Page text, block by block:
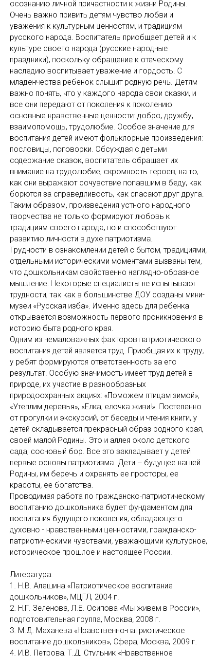
осознанию личной причастности к жизни Родины.
Очень важно привить детям чувство любви и
уважения к культурным ценностям, и традициям
русского народа. Воспитатель приобщает детей и к
культуре своего народа (русские народные
праздники), поскольку обращение к отеческому
наследию воспитывает уважение и гордость. С
младенчества ребенок слышит родную речь. Детям
важно понять, что у каждого народа свои сказки, и
все они передают от поколения к поколению
основные нравственные ценности: добро, дружбу,
взаимопомощь, трудолюбие. Особое значение для
воспитания детей имеют фольклорные произведения:
пословицы, поговорки. Обсуждая с детьми
содержание сказок, воспитатель обращает их
внимание на трудолюбие, скромность героев, на то,
как они выражают сочувствие попавшим в беду, как
борются за справедливость, как спасают друг друга.
Таким образом, произведения устного народного
творчества не только формируют любовь к
традициям своего народа, но и способствуют
развитию личности в духе патриотизма.
Трудности в ознакомлении детей с бытом, традициями,
отдельными историческими моментами вызваны тем,
что дошкольникам свойственно наглядно-образное
мышление. Некоторые специалисты не испытывают
трудности, так как в большинстве ДОУ созданы мини-
музеи «Русская изба». Именно здесь для ребенка
открывается возможность первого проникновения в
историю быта родного края.
Одним из немаловажных факторов патриотического
воспитания детей является труд. Приобщая их к труду,
у ребят формируются ответственность за его
результат. Особую значимость имеет труд детей в
природе, их участие в разнообразных
природоохранных акциях: «Поможем птицам зимой»,
«Утеплим деревья», «Елка, елочка живи!». Постепенно
от прогулки и экскурсий, от беседы и чтения книги, у
детей складывается прекрасный образ родного края,
своей малой Родины. Это и аллея около детского
сада, сосновый бор. Все это закладывает у детей
первые основы патриотизма. Дети – будущее нашей
Родины, им беречь и охранять ее просторы, ее
красоты, ее богатства.
Проводимая работа по гражданско-патриотическому
воспитанию дошкольника будет фундаментом для
воспитания будущего поколения, обладающего
духовно - нравственными ценностями, гражданско-
патриотическими чувствами, уважающими культурное,
историческое прошлое и настоящее России.
Литература:
1. Н.В. Алешина «Патриотическое воспитание
дошкольников», МЦГЛ, 2004 г.
2. Н.Г. Зеленова, Л.Е. Осипова «Мы живем в России»,
подготовительная группа, Москва, 2008 г.
3. М.Д. Маханева «Нравственно-патриотическое
воспитание дошкольников», Сфера, Москва, 2009 г.
4. И.В. Петрова, Т.Д. Стульник «Нравственное